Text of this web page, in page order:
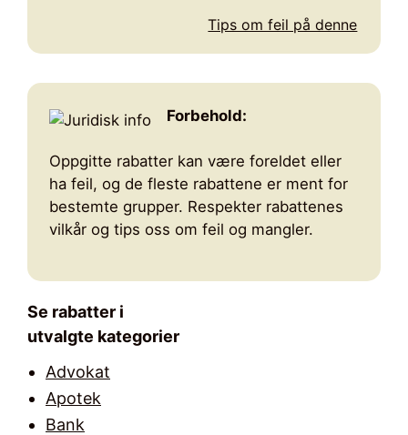
Tips om feil på denne
Forbehold:
Oppgitte rabatter kan være foreldet eller
ha feil, og de fleste rabattene er ment for
bestemte grupper. Respekter rabattenes
vilkår og tips oss om feil og mangler.
Se rabatter i
utvalgte kategorier
Advokat
Apotek
Bank